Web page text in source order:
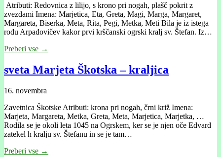
Atributi: Redovnica z lilijo, s krono pri nogah, plašč pokrit z
zvezdami Imena: Marjetica, Eta, Greta, Magi, Marga, Margaret,
Margareta, Biserka, Meta, Rita, Pegi, Metka, Meti Bila je iz istega
rodu Arpadovičev kakor prvi krščanski ogrski kralj sv. Štefan. Iz…
Preberi vse →
sveta Marjeta Škotska – kraljica
16. novembra
Zavetnica Škotske Atributi: krona pri nogah, črni križ Imena:
Marjeta, Margareta, Metka, Greta, Meta, Marjetica, Marjetka, …
Rodila se je okoli leta 1045 na Ogrskem, ker se je njen oče Edvard
zatekel h kralju sv. Štefanu in se je tam…
Preberi vse →